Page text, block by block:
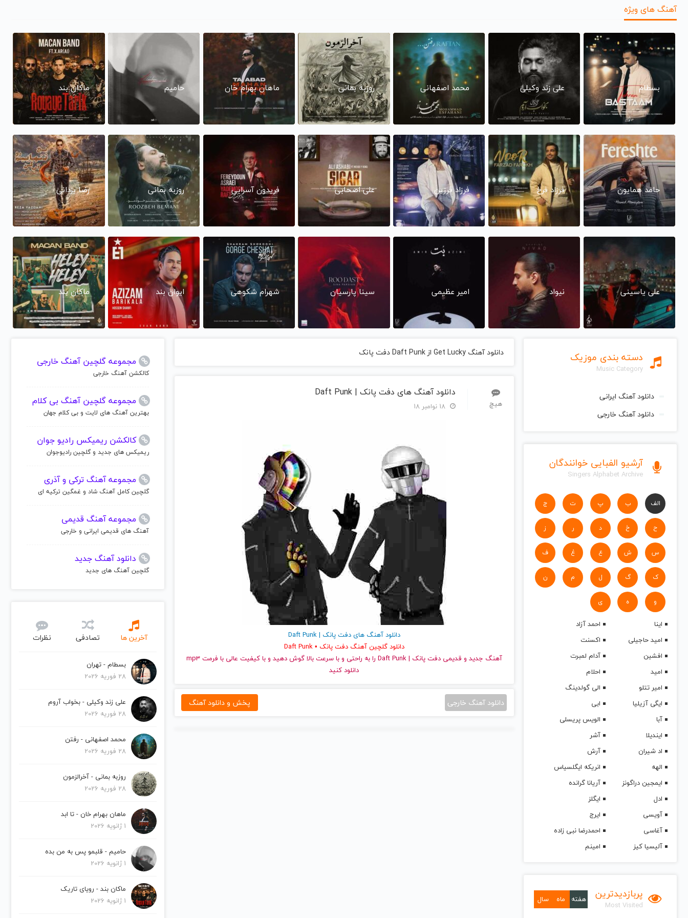
آهنگ های ویژه
بسطام علی زند وکیلی محمد اصفهانی روزبه بمانی ماهان بهرام خان حامیم ماکان بند
حامد همایون فرزاد فرخ فرزاد فرزین علی اصحابی فریدون آسرایی روزبه بمانی رضا یزدانی
علی یاسینی نیواد امیر عظیمی سینا پارسیان شهرام شکوهی ایوان بند ماکان بند
دسته بندی موزیک
Music Category
دانلود آهنگ ایرانی
دانلود آهنگ خارجی
آرشیو الفبایی خوانندگان
Singers Alphabet Archive
الف ب پ ت ج
ح خ د ر ز
س ش ع غ ف
ک گ ل م ن
و ه ی
اینا
احمد آزاد
امید حاجیلی
اکسنت
افشین
آدام لمبرت
امید
احلام
امیر تتلو
الی گولدینگ
ایگی آزیلیا
ابی
آبا
الویس پریسلی
ایندیلا
آشر
اد شیران
آرش
الهه
انریکه ایگلسیاس
ایمجین دراگونز
آریانا گرانده
ادل
ایگلز
آویسی
ایرج
آغاسی
احمدرضا نبی زاده
آلیسیا کیز
امینم
پربازدیدترین
Most Visited
هفته ماه سال
دانلود آهنگ Get Lucky از Daft Punk دفت پانک
هیچ
دانلود آهنگ های دفت پانک | Daft Punk
دانلود آهنگ های دفت پانک | Daft Punk
دانلود گلچین آهنگ دفت پانک • Daft Punk
آهنگ جدید
و قدیمی دفت پانک | Daft Punk را به راحتی و با سرعت بالا گوش دهید و با کیفیت عالی با فرمت mp3
دانلود کنید
دانلود آهنگ خارجی پخش و دانلود آهنگ
مجموعه گلچین آهنگ خارجی
کالکشن آهنگ خارجی
مجموعه گلچین آهنگ بی کلام
بهترین آهنگ های لایت و بی کلام جهان
کالکشن ریمیکس رادیو جوان
ریمیکس های جدید و گلچین رادیوجوان
مجموعه آهنگ ترکی و آذری
گلچین کامل آهنگ شاد و غمگین ترکیه ای
مجموعه آهنگ قدیمی
آهنگ های قدیمی ایرانی و خارجی
دانلود آهنگ جدید
گلچین آهنگ های جدید
آخرین ها تصادفی نظرات
بسطام - تهران
28 فوریه 2026
علی زند وکیلی - بخواب آروم
28 فوریه 2026
محمد اصفهانی - رفتن
28 فوریه 2026
روزبه بمانی - آخرالزمون
28 فوریه 2026
ماهان بهرام خان - تا ابد
1 ژانویه 2026
حامیم - قلبمو پس به من بده
1 ژانویه 2026
ماکان بند - رویای تاریک
1 ژانویه 2026